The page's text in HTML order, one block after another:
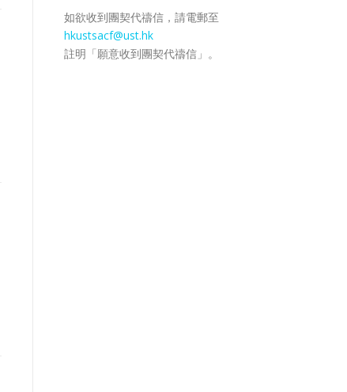
如欲收到團契代禱信，請電郵至
hkustsacf@ust.hk
註明「願意收到團契代禱信」。